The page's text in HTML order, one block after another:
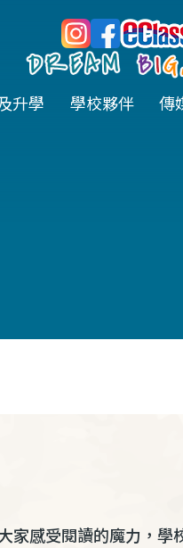
升學 學校夥伴 傳
家感受閱讀的魔力，學